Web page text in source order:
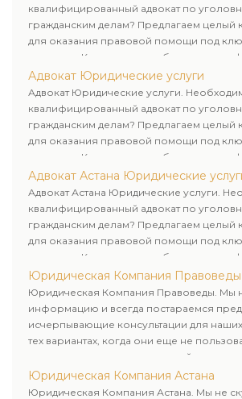
квалифицированный адвокат по
гражданским делам? Предлагаем целый
для оказания правовой помощи под
клиентам. Комплексное обслуживание
юридических лиц. Индивидуальный
клиенту.
Адвокат Юридические услуги
Адвокат Юридические услуги.
квалифицированный адвокат по
гражданским делам? Предлагаем целый
для оказания правовой помощи под
клиентам. Комплексное обслуживание
юридических лиц. Индивидуальный
клиенту.
Адвокат Астана Юридические
Адвокат Астана Юридические услуги.
квалифицированный адвокат по
гражданским делам? Предлагаем целый
для оказания правовой помощи под
клиентам. Комплексное обслуживание
юридических лиц. Индивидуальный
клиенту.
Юридическая Компания Правоведы
Юридическая Компания Правоведы. Мы
информацию и всегда постараемся
исчерпывающие консультации для
тех вариантах, когда они еще не
юридическими услугами нашей компании.
Юридическая Компания Астана
Юридическая Компания Астана. Мы не